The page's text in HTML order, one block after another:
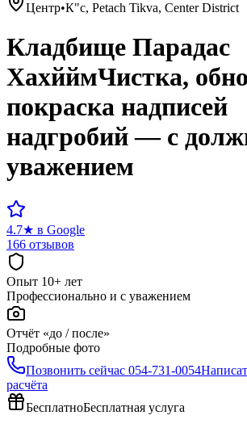
Центр•К"с, Petach Tikva, Center District
Кладбище Парадас
ХахйймЧистка,
покраска надписей
надгробий — с
уважением
4.7★ в Google
166 отзывов
Опыт 10+ лет
Профессионально и с уважением
Отчёт «до / после»
Подробные фото
Позвонить сейчас 054-731-0054
расчёта
БесплатноБесплатная услуга